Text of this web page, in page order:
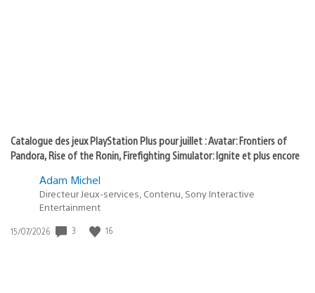
Catalogue des jeux PlayStation Plus pour juillet : Avatar: Frontiers of
Pandora, Rise of the Ronin, Firefighting Simulator: Ignite et plus encore
Adam Michel
Directeur Jeux-services, Contenu, Sony Interactive
Entertainment
Date
15/07/2026 3 16